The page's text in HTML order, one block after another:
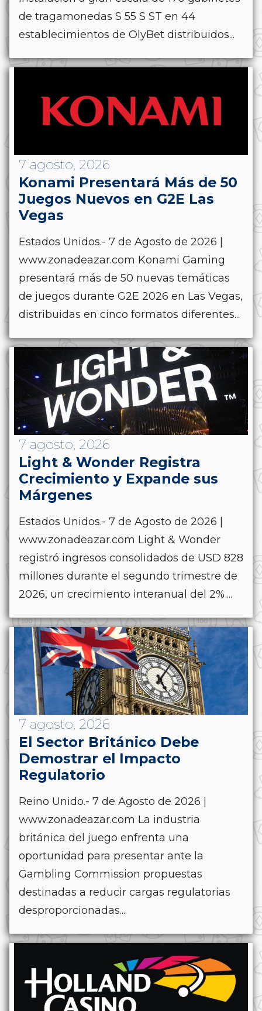
de tragamonedas S 55 S ST en 44
establecimientos de OlyBet distribuidos...
7 agosto, 2026
Konami Presentará Más de 50
Juegos Nuevos en G2E Las
Vegas
Estados Unidos.- 7 de Agosto de 2026 |
www.zonadeazar.com Konami Gaming
presentará más de 50 nuevas temáticas
de juegos durante G2E 2026 en Las Vegas,
distribuidas en cinco formatos diferentes...
7 agosto, 2026
Light & Wonder Registra
Crecimiento y Expande sus
Márgenes
Estados Unidos.- 7 de Agosto de 2026 |
www.zonadeazar.com Light & Wonder
registró ingresos consolidados de USD 828
millones durante el segundo trimestre de
2026, un crecimiento interanual del 2%....
7 agosto, 2026
El Sector Británico Debe
Demostrar el Impacto
Regulatorio
Reino Unido.- 7 de Agosto de 2026 |
www.zonadeazar.com La industria
británica del juego enfrenta una
oportunidad para presentar ante la
Gambling Commission propuestas
destinadas a reducir cargas regulatorias
desproporcionadas....